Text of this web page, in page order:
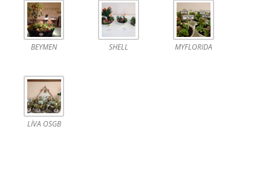
BEYMEN SHELL MYFLORIDA
LİVA OSGB